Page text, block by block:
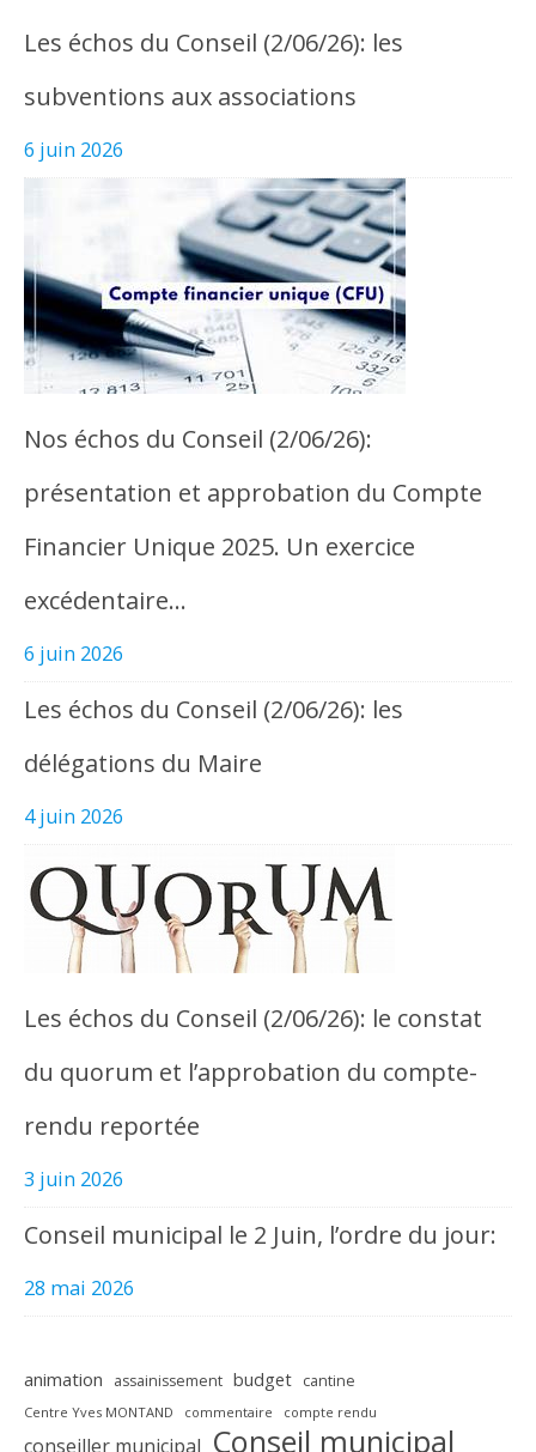
Les échos du Conseil (2/06/26): les
subventions aux associations
6 juin 2026
Nos échos du Conseil (2/06/26):
présentation et approbation du Compte
Financier Unique 2025. Un exercice
excédentaire…
6 juin 2026
Les échos du Conseil (2/06/26): les
délégations du Maire
4 juin 2026
Les échos du Conseil (2/06/26): le constat
du quorum et l’approbation du compte-
rendu reportée
3 juin 2026
Conseil municipal le 2 Juin, l’ordre du jour:
28 mai 2026
animation assainissement budget cantine
Centre Yves MONTAND commentaire compte rendu
conseiller municipal Conseil municipal